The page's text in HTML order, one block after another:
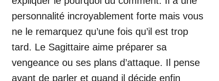
personnalité incroyablement forte mais vous
ne le remarquez qu’une fois qu’il est trop
tard. Le Sagittaire aime préparer sa
vengeance ou ses plans d’attaque. Il pense
avant de parler et quand il décide enfin